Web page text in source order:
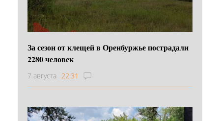
За сезон от клещей в Оренбуржье пострадали
2280 человек
7 августа 22:31